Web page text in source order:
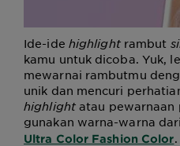
Ide-ide highlightrambut
kamu untuk dicoba. Yuk,
mewarnai rambutmu
unik dan mencuri
highlightatau pewarnaan
gunakan warna-warna dari
Ultra Color Fashion Color